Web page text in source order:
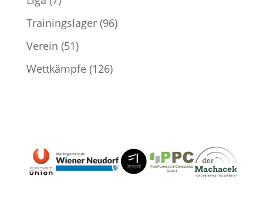
Trainingslager(96)
Verein (51)
Wettkämpfe(126)